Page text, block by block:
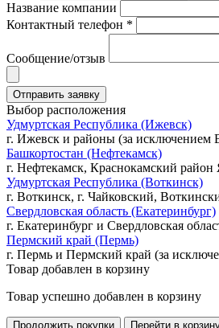
Название компании
Контактный телефон *
Сообщение/отзыв
Выбор расположения
Удмуртская Республика (Ижевск)
г. Ижевск и районы (за исключением
Башкортостан (Нефтекамск)
г. Нефтекамск, Краснокамский
Удмуртская Республика (Воткинск)
г. Воткинск, г. Чайковский,
Свердловская область (Екатеринбург)
г. Екатеринбург и Свердловская
Пермский край (Пермь)
г. Пермь и Пермский край (за
Товар добавлен в корзину
Товар успешно добавлен в корзину